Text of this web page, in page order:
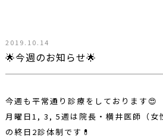
🌟今週のお知らせ🌟
2019.10.14
今週も平常通り診療をしております😍
月曜日1, 3, 5週は院長・横井医師（女
の終日2診体制です💊